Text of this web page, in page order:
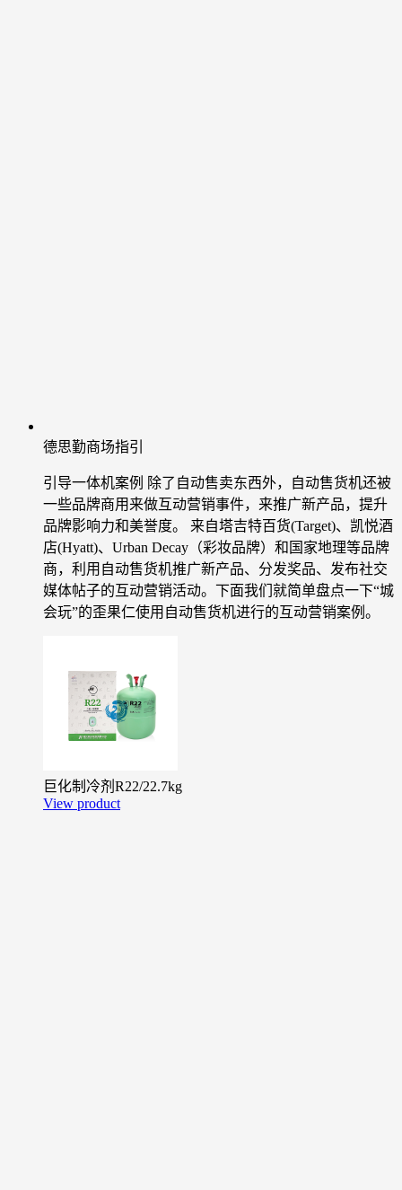
德思勤商场指引
引导一体机案例 除了自动售卖东西外，自动售货机还被
一些品牌商用来做互动营销事件，来推广新产品，提升
品牌影响力和美誉度。 来自塔吉特百货(Target)、凯悦酒
店(Hyatt)、Urban Decay（彩妆品牌）和国家地理等品牌
商，利用自动售货机推广新产品、分发奖品、发布社交
媒体帖子的互动营销活动。下面我们就简单盘点一下“城
会玩”的歪果仁使用自动售货机进行的互动营销案例。
巨化制冷剂R22/22.7kg
View product